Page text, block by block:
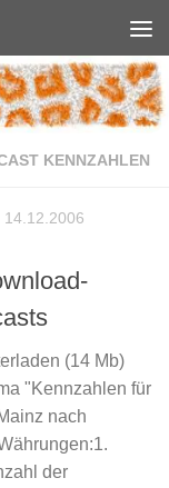
KENNZAHLEN
14.12.2006
(14 Mb)
"Kennzahlen für
nach
der